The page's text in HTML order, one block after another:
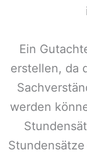
Ein
erstellen, da
werden